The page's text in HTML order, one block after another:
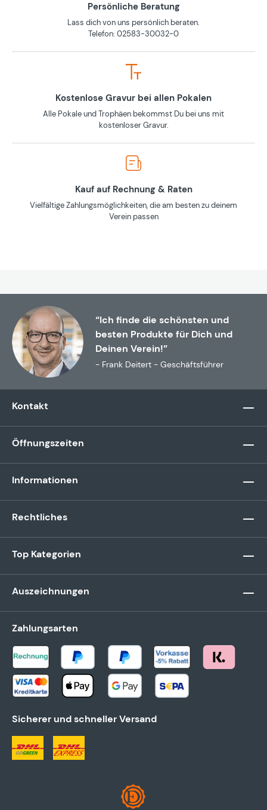
Persönliche Beratung
Lass dich von uns persönlich beraten.
Telefon: 02583-30032-0
Kostenlose Gravur bei allen Pokalen
Alle Pokale und Trophäen bekommst Du bei uns mit
kostenloser Gravur.
Kauf auf Rechnung & Raten
Vielfältige Zahlungsmöglichkeiten, die am besten zu deinem
Verein passen
“Ich finde die schönsten und
besten Produkte für Dich und
Deinen Verein!”
- Frank Deitert - Geschäftsführer
Kontakt
Öffnungszeiten
Informationen
Rechtliches
Top Kategorien
Auszeichnungen
Zahlungsarten
Sicherer und schneller Versand